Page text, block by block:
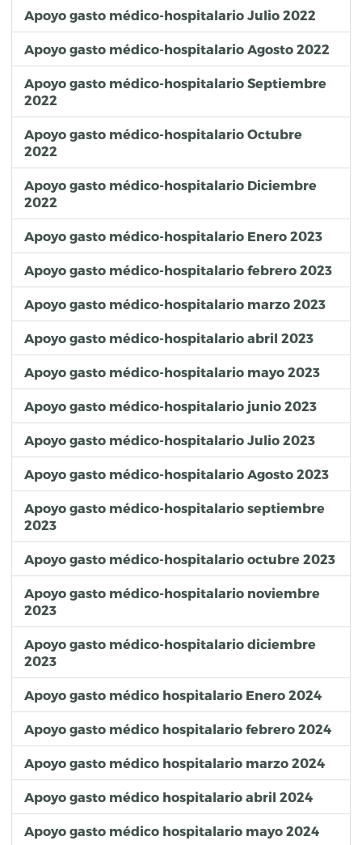
Apoyo gasto médico-hospitalario Julio 2022
Apoyo gasto médico-hospitalario Agosto 2022
Apoyo gasto médico-hospitalario Septiembre
2022
Apoyo gasto médico-hospitalario Octubre
2022
Apoyo gasto médico-hospitalario Diciembre
2022
Apoyo gasto médico-hospitalario Enero 2023
Apoyo gasto médico-hospitalario febrero 2023
Apoyo gasto médico-hospitalario marzo 2023
Apoyo gasto médico-hospitalario abril 2023
Apoyo gasto médico-hospitalario mayo 2023
Apoyo gasto médico-hospitalario junio 2023
Apoyo gasto médico-hospitalario Julio 2023
Apoyo gasto médico-hospitalario Agosto 2023
Apoyo gasto médico-hospitalario septiembre
2023
Apoyo gasto médico-hospitalario octubre 2023
Apoyo gasto médico-hospitalario noviembre
2023
Apoyo gasto médico-hospitalario diciembre
2023
Apoyo gasto médico hospitalario Enero 2024
Apoyo gasto médico hospitalario febrero 2024
Apoyo gasto médico hospitalario marzo 2024
Apoyo gasto médico hospitalario abril 2024
Apoyo gasto médico hospitalario mayo 2024